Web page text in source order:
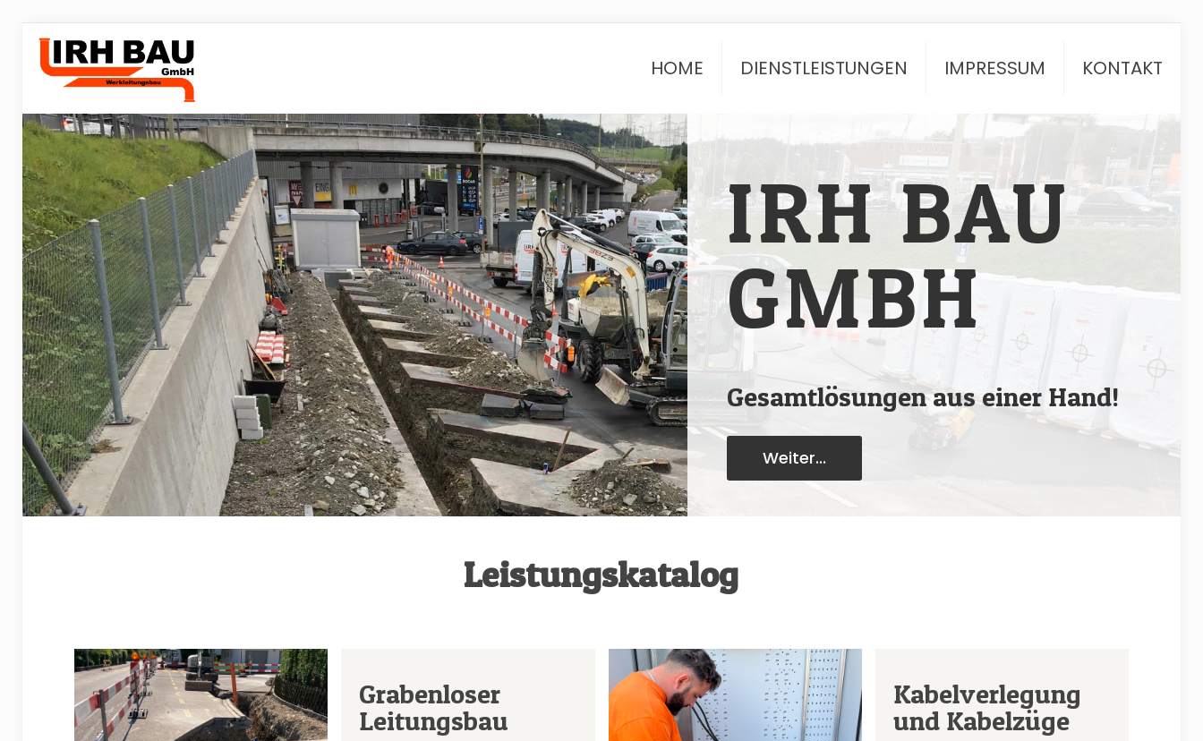
HOME DIENSTLEISTUNGEN IMPRESSUM KONTAKT
IRH BAU
GMBH
Gesamtlösungen aus einer Hand!
Weiter...
Leistungskatalog
Grabenloser
Leitungsbau
Kabelverlegung
und Kabelzüge